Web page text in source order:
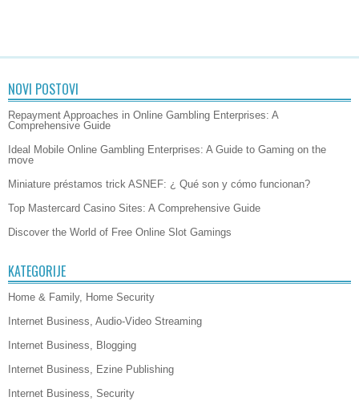
NOVI POSTOVI
Repayment Approaches in Online Gambling Enterprises: A
Comprehensive Guide
Ideal Mobile Online Gambling Enterprises: A Guide to Gaming on the
move
Miniature préstamos trick ASNEF: ¿ Qué son y cómo funcionan?
Top Mastercard Casino Sites: A Comprehensive Guide
Discover the World of Free Online Slot Gamings
KATEGORIJE
Home & Family, Home Security
Internet Business, Audio-Video Streaming
Internet Business, Blogging
Internet Business, Ezine Publishing
Internet Business, Security